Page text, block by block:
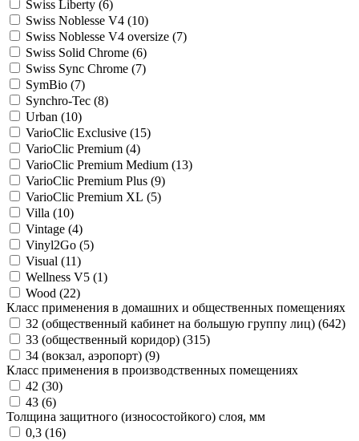
Swiss Liberty (6)
Swiss Noblesse V4 (10)
Swiss Noblesse V4 oversize (7)
Swiss Solid Chrome (6)
Swiss Sync Chrome (7)
SymBio (7)
Synchro-Tec (8)
Urban (10)
VarioClic Exclusive (15)
VarioClic Premium (4)
VarioClic Premium Medium (13)
VarioClic Premium Plus (9)
VarioClic Premium XL (5)
Villa (10)
Vintage (4)
Vinyl2Go (5)
Visual (11)
Wellness V5 (1)
Wood (22)
Класс применения в домашних и общественных помещениях
32 (общественный кабинет на большую группу лиц) (642)
33 (общественный коридор) (315)
34 (вокзал, аэропорт) (9)
Класс применения в производственных помещениях
42 (30)
43 (6)
Толщина защитного (износостойкого) слоя, мм
0,3 (16)